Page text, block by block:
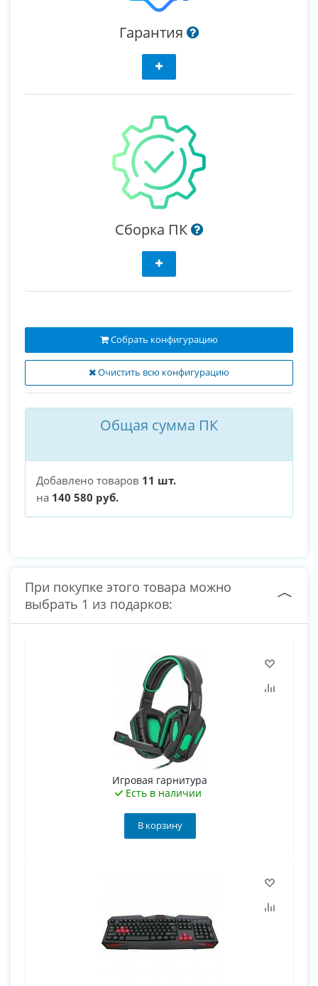
Гарантия
Сборка ПК
Очистить всю конфигурацию
Собрать конфигурацию
Общая сумма ПК
Добавлено товаров 11 шт.
на 140 580 руб.
При покупке этого товара можно
выбрать 1 из подарков:
Игровая гарнитура
Есть в наличии
В корзину